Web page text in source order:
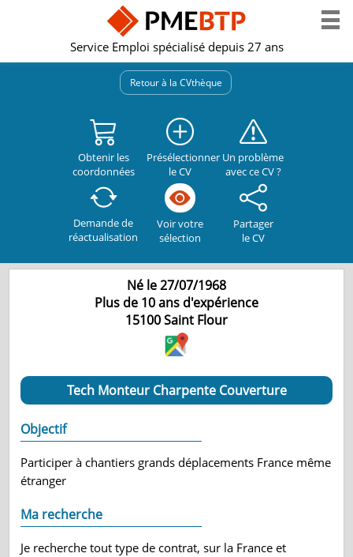
Service Emploi spécialisé depuis 27 ans
Retour à la CVthèque
Obtenir les
coordonnées
Présélectionner
le CV
Un problème
avec ce CV ?
Demande de
réactualisation
Voir votre
sélection
Partager
le CV
Né le 27/07/1968
Plus de 10 ans d'expérience
15100Saint Flour
Tech Monteur Charpente Couverture
Objectif
Participer à chantiers grands déplacements France même
étranger
Ma recherche
Je recherche tout type de contrat, sur la France et